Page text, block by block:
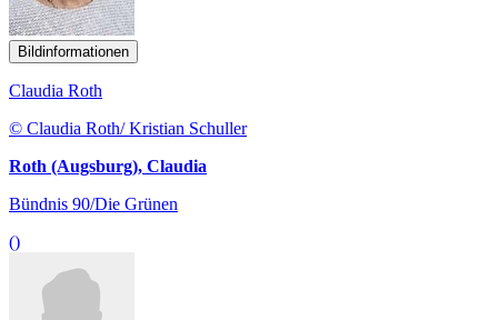
Bildinformationen
Claudia Roth
© Claudia Roth/ Kristian Schuller
Roth (Augsburg), Claudia
Bündnis 90/Die Grünen
()